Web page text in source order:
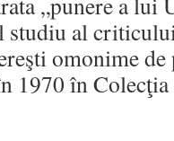
studiu al
omonime
1970 în